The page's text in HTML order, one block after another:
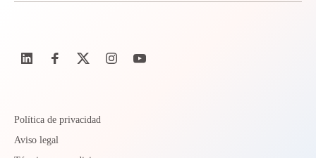
Política de privacidad
Aviso legal